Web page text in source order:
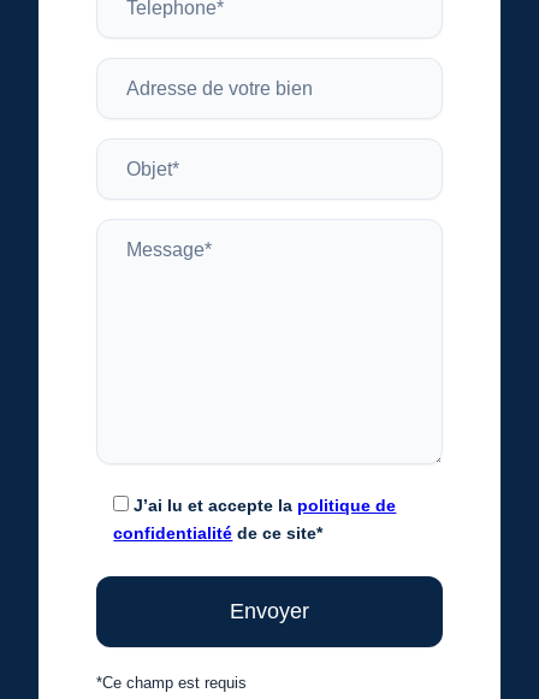
J’ai lu et accepte la politique de
confidentialité de ce site*
*Ce champ est requis